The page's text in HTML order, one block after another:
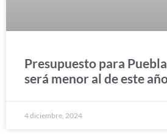
Presupuesto para
será menor al de este
4 diciembre, 2024